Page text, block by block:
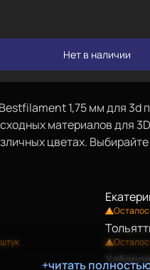
Нет в наличии
1,75 мм для 3d
материалов для
цветах.
+читать